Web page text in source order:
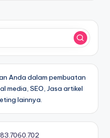
Anda dalam pembuatan
media, SEO, Jasa artikel
lainnya.